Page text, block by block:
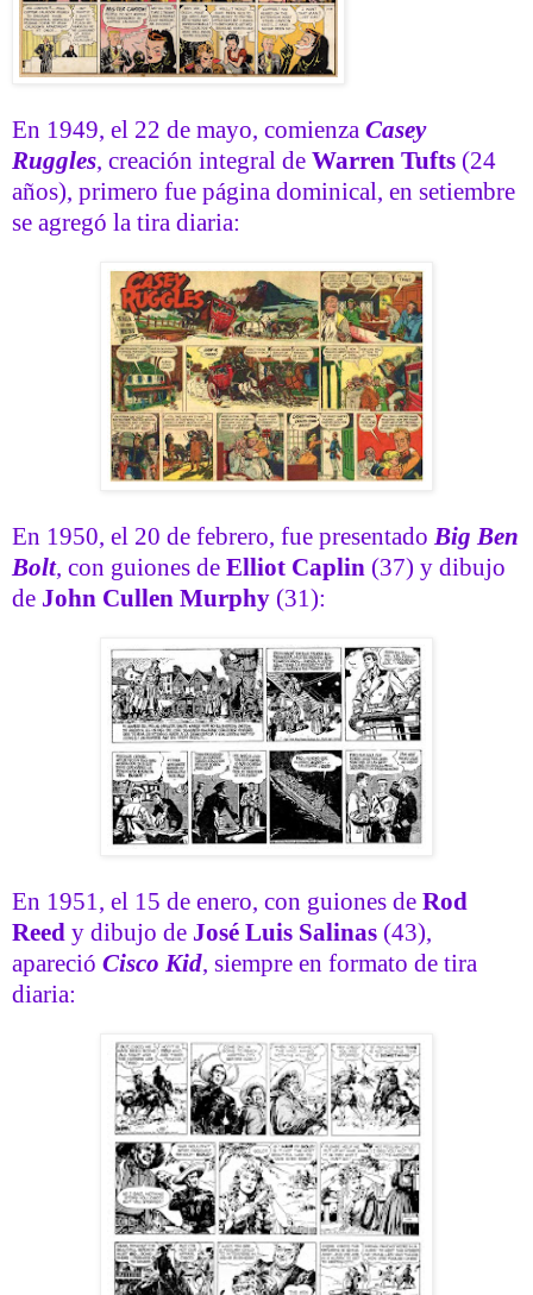
En 1949, el 22 de mayo, comienza Casey
Ruggles, creación integral de Warren Tufts (24
años), primero fue página dominical, en setiembre
se agregó la tira diaria:
En 1950, el 20 de febrero, fue presentado Big Ben
Bolt, con guiones de Elliot Caplin (37) y dibujo
de John Cullen Murphy (31):
En 1951, el 15 de enero, con guiones de Rod
Reed y dibujo de José Luis Salinas (43),
apareció Cisco Kid, siempre en formato de tira
diaria: